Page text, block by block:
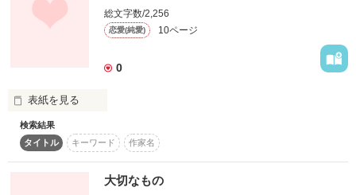
私やみんなの悲しみを恐怖と絶望に変えて…
あなたを壊してやる
            絶対に…
作品を読む
総文字数/2,256
恋愛(純愛) 10ページ
0
表紙を見る
「冗談やめてください」
検索結果
タイトル
キーワード 作家名
大切なもの